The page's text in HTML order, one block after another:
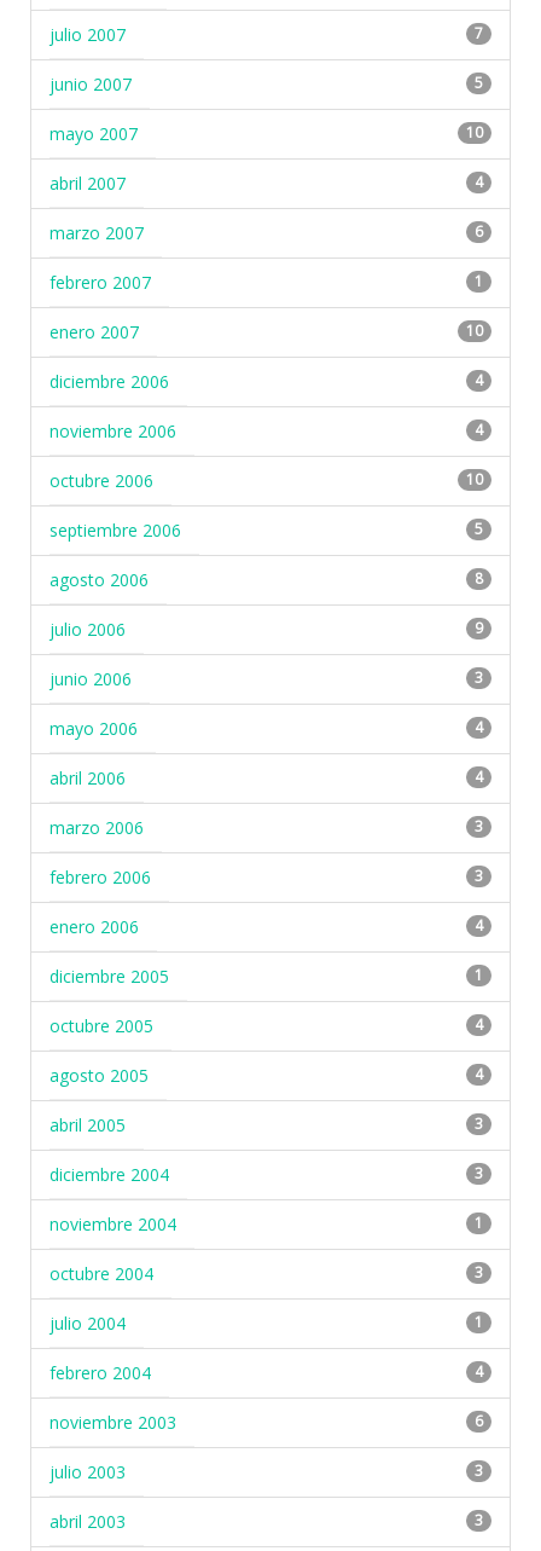
julio 2007 7
junio 2007 5
mayo 2007 10
abril 2007 4
marzo 2007 6
febrero 2007 1
enero 2007 10
diciembre 2006 4
noviembre 2006 4
octubre 2006 10
septiembre 2006 5
agosto 2006 8
julio 2006 9
junio 2006 3
mayo 2006 4
abril 2006 4
marzo 2006 3
febrero 2006 3
enero 2006 4
diciembre 2005 1
octubre 2005 4
agosto 2005 4
abril 2005 3
diciembre 2004 3
noviembre 2004 1
octubre 2004 3
julio 2004 1
febrero 2004 4
noviembre 2003 6
julio 2003 3
abril 2003 3